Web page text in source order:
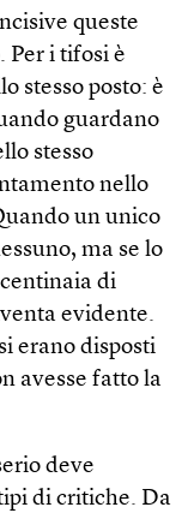
queste
Per i tifosi è
stesso posto: è
guardano
stesso
nello
un unico
ma se lo
di
evidente.
erano disposti
avesse fatto la
deve
di critiche. Da